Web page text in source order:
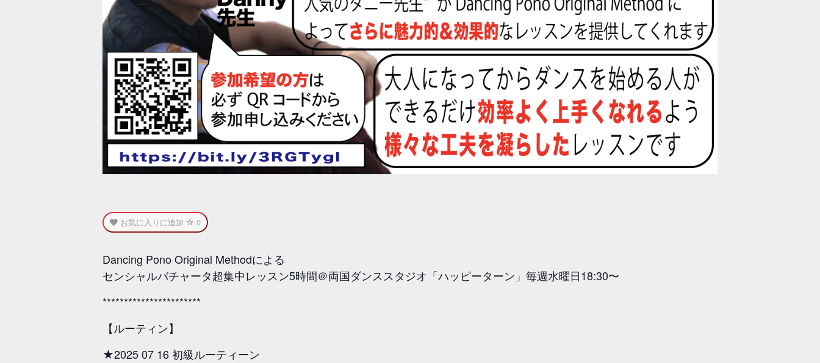
お気に入りに追加 0
Dancing Pono Original Methodによる
センシャルバチャータ超集中レッスン5時間＠両国ダンススタジオ「ハッピーターン」毎週水曜日18:30〜
***********************
【ルーティン】
★2025 07 16 初級ルーティーン